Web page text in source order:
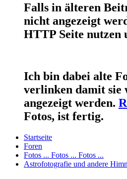
Falls in älteren
nicht angezeigt
HTTP Seite nutzen
Ich bin dabei alte
verlinken damit sie
angezeigt werden.
Fotos, ist fertig.
Startseite
Foren
Fotos ... Fotos ... Fotos ...
Astrofotografie und andere